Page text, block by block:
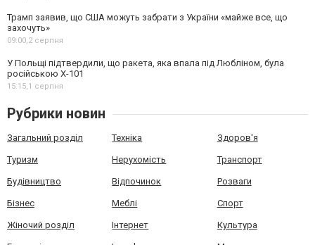
Трамп заявив, що США можуть забрати з України «майже все, що
захочуть»
09:00,2 серпня
У Польщі підтвердили, що ракета, яка впала під Любліном, була
російською Х-101
15:15,1 серпня
Рубрики новин
Загальний розділ Техніка Здоров'я
Туризм Нерухомість Транспорт
Будівництво Відпочинок Розваги
Бізнес Меблі Спорт
Жіночий розділ Інтернет Культура